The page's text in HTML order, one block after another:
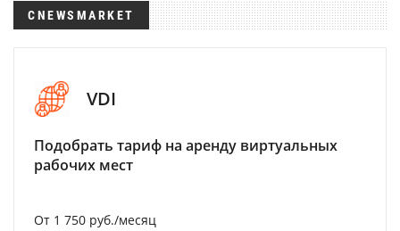
CNEWSMARKET
VDI
Подобрать тариф на аренду виртуальных
рабочих мест
От 1 750 руб./месяц